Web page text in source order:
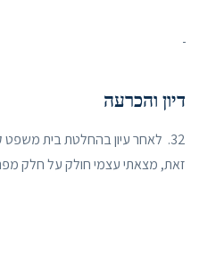
דיון והכרעה
32. לאחר עיון בהחלטת בית משפט
זאת, מצאתי עצמי חולק על חלק